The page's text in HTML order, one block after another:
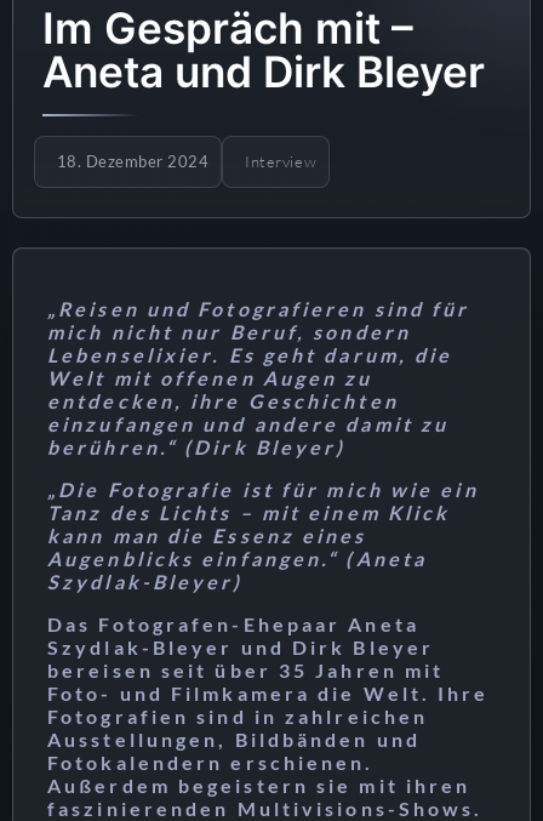
Im Gespräch mit –
Aneta und Dirk Bleyer
18. Dezember 2024 Interview
„Reisen und Fotografieren sind für
mich nicht nur Beruf, sondern
Lebenselixier. Es geht darum, die
Welt mit offenen Augen zu
entdecken, ihre Geschichten
einzufangen und andere damit zu
berühren.“ (Dirk Bleyer)
„Die Fotografie ist für mich wie ein
Tanz des Lichts – mit einem Klick
kann man die Essenz eines
Augenblicks einfangen.“ (Aneta
Szydlak-Bleyer)
Das Fotografen-Ehepaar Aneta
Szydlak-Bleyer und Dirk Bleyer
bereisen seit über 35 Jahren mit
Foto- und Filmkamera die Welt. Ihre
Fotografien sind in zahlreichen
Ausstellungen, Bildbänden und
Fotokalendern erschienen.
Außerdem begeistern sie mit ihren
faszinierenden Multivisions-Shows.